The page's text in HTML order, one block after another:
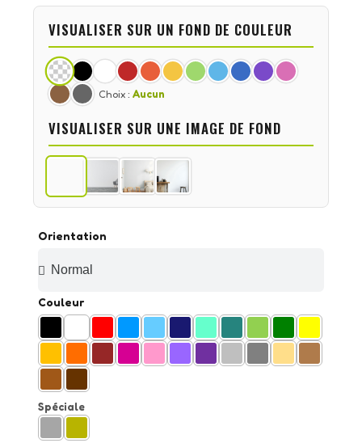
Orientation
Couleur
Spéciale
VISUALISER SUR UN FOND DE COULEUR
Choix : Aucun
VISUALISER SUR UNE IMAGE DE FOND